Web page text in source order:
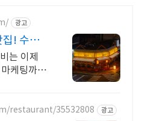
광고
집! 수익
는 이제
케팅까지
restaurant/35532808 광고